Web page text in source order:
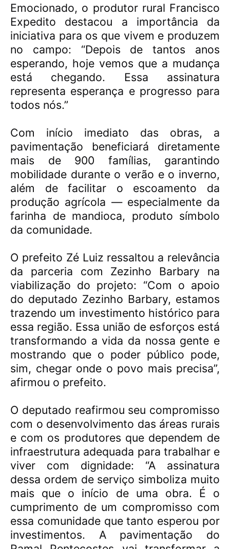
Emocionado, o produtor rural Francisco
Expedito destacou a importância da
iniciativa para os que vivem e produzem
no campo: “Depois de tantos anos
esperando, hoje vemos que a mudança
está chegando. Essa assinatura
representa esperança e progresso para
todos nós.”
Com início imediato das obras, a
pavimentação beneficiará diretamente
mais de 900 famílias, garantindo
mobilidade durante o verão e o inverno,
além de facilitar o escoamento da
produção agrícola — especialmente da
farinha de mandioca, produto símbolo
da comunidade.
O prefeito Zé Luiz ressaltou a relevância
da parceria com Zezinho Barbary na
viabilização do projeto: “Com o apoio
do deputado Zezinho Barbary, estamos
trazendo um investimento histórico para
essa região. Essa união de esforços está
transformando a vida da nossa gente e
mostrando que o poder público pode,
sim, chegar onde o povo mais precisa”,
afirmou o prefeito.
O deputado reafirmou seu compromisso
com o desenvolvimento das áreas rurais
e com os produtores que dependem de
infraestrutura adequada para trabalhar e
viver com dignidade: “A assinatura
dessa ordem de serviço simboliza muito
mais que o início de uma obra. É o
cumprimento de um compromisso com
essa comunidade que tanto esperou por
investimentos. A pavimentação do